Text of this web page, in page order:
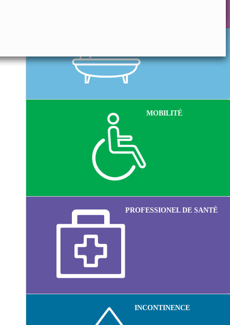
MOBILITÉ
PROFESSIONEL DE SANTÉ
INCONTINENCE